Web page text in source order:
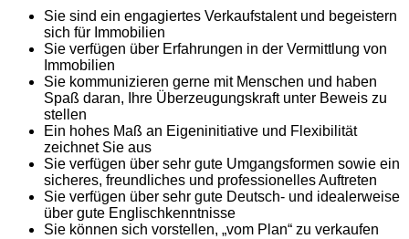
Sie sind ein engagiertes Verkaufstalent und begeistern
sich für Immobilien
Sie verfügen über Erfahrungen in der Vermittlung von
Immobilien
Sie kommunizieren gerne mit Menschen und haben
Spaß daran, Ihre Überzeugungskraft unter Beweis zu
stellen
Ein hohes Maß an Eigeninitiative und Flexibilität
zeichnet Sie aus
Sie verfügen über sehr gute Umgangsformen sowie ein
sicheres, freundliches und professionelles Auftreten
Sie verfügen über sehr gute Deutsch- und idealerweise
über gute Englischkenntnisse
Sie können sich vorstellen, „vom Plan“ zu verkaufen